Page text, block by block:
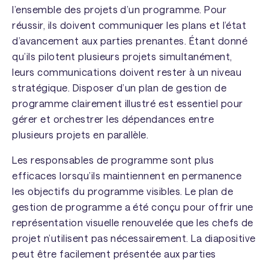
l’ensemble des projets d’un programme. Pour
réussir, ils doivent communiquer les plans et l’état
d’avancement aux parties prenantes. Étant donné
qu’ils pilotent plusieurs projets simultanément,
leurs communications doivent rester à un niveau
stratégique. Disposer d’un plan de gestion de
programme clairement illustré est essentiel pour
gérer et orchestrer les dépendances entre
plusieurs projets en parallèle.
Les responsables de programme sont plus
efficaces lorsqu’ils maintiennent en permanence
les objectifs du programme visibles. Le plan de
gestion de programme a été conçu pour offrir une
représentation visuelle renouvelée que les chefs de
projet n’utilisent pas nécessairement. La diapositive
peut être facilement présentée aux parties